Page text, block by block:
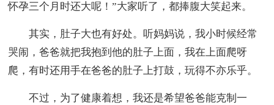
怀孕三个月时还大呢！”大家听了，都捧腹大笑起来。
其实，肚子大也有好处。听妈妈说，我小时候经常
哭闹，爸爸就把我抱到他的肚子上面，我在上面爬呀
爬，有时还用手在爸爸的肚子上打鼓，玩得不亦乐乎。
不过，为了健康着想，我还是希望爸爸能克制一